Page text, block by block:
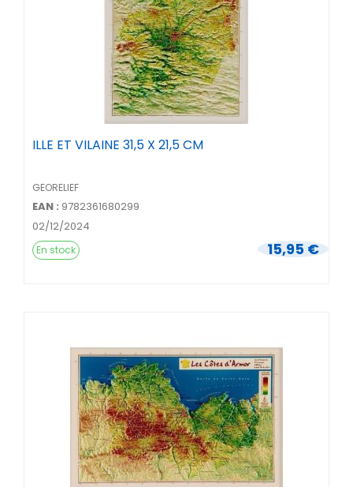
ILLE ET VILAINE 31,5 X 21,5 CM
GEORELIEF
EAN : 9782361680299
02/12/2024
15,95 €
En stock